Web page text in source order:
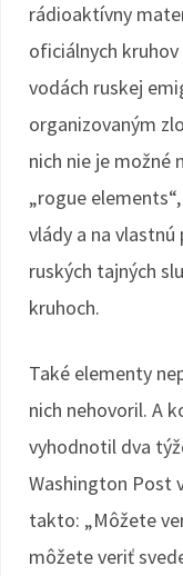
rádioaktívny
oficiálnych
vodách ruskej
organizovaným
nich nie je možné
„rogue
vlády a na
ruských tajných
kruhoch.
Také elementy
nich nehovoril. A
vyhodnotil dva
Washington Post
takto: „Môžete
môžete veriť